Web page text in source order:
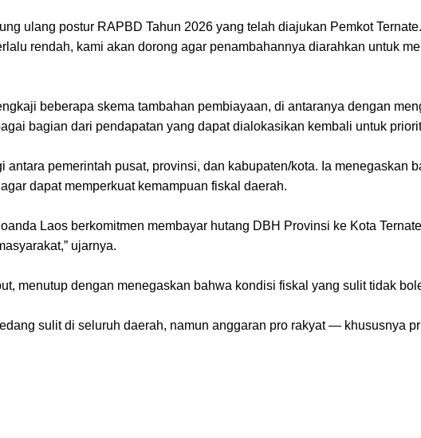
ulang postur RAPBD Tahun 2026 yang telah diajukan Pemkot
rendah, kami akan dorong agar penambahannya diarahkan untuk
beberapa skema tambahan pembiayaan, di antaranya dengan
bagian dari pendapatan yang dapat dialokasikan kembali untuk
antara pemerintah pusat, provinsi, dan kabupaten/kota. Ia
dapat memperkuat kemampuan fiskal daerah.
Laos berkomitmen membayar hutang DBH Provinsi ke Kota
ujarnya.
menutup dengan menegaskan bahwa kondisi fiskal yang sulit tidak
sulit di seluruh daerah, namun anggaran pro rakyat — khususnya